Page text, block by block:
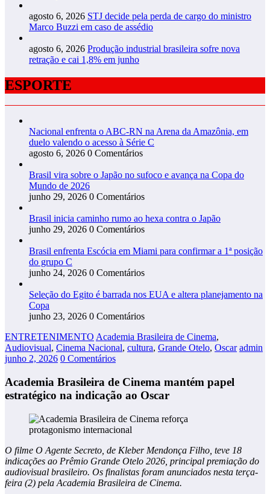
agosto 6, 2026 STJ decide pela perda de cargo do ministro
Marco Buzzi em caso de assédio
agosto 6, 2026 Produção industrial brasileira sofre nova
retração e cai 1,8% em junho
ESPORTE
Nacional enfrenta o ABC-RN na Arena da Amazônia, em
duelo valendo o acesso à Série C
agosto 6, 2026 0 Comentários
Brasil vira sobre o Japão no sufoco e avança na Copa do
Mundo de 2026
junho 29, 2026 0 Comentários
Brasil inicia caminho rumo ao hexa contra o Japão
junho 29, 2026 0 Comentários
Brasil enfrenta Escócia em Miami para confirmar a 1ª posição
do grupo C
junho 24, 2026 0 Comentários
Seleção do Egito é barrada nos EUA e altera planejamento na
Copa
junho 23, 2026 0 Comentários
ENTRETENIMENTO Academia Brasileira de Cinema,
Audiovisual, Cinema Nacional, cultura, Grande Otelo, Oscar admin
junho 2, 2026 0 Comentários
Academia Brasileira de Cinema mantém papel
estratégico na indicação ao Oscar
O filme O Agente Secreto, de Kleber Mendonça Filho, teve 18
indicações ao Prêmio Grande Otelo 2026, principal premiação do
audiovisual brasileiro. Os finalistas foram anunciados nesta terça-
feira (2) pela Academia Brasileira de Cinema.